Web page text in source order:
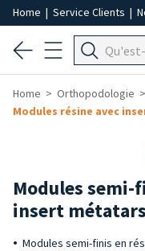
Home | Service Clients |
Home Orthopodologie
Modules résine avec
Modules semi-
insert
Modules semi-finis en